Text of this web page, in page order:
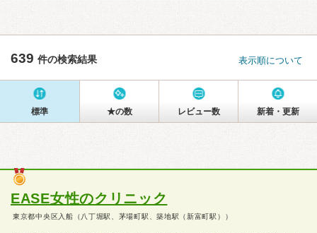
639 件の検索結果 表示順について
標準 ★の数 レビュー数 新着・更新
EASE女性のクリニック
東京都中央区入船（八丁堀駅、茅場町駅、築地駅（新富町駅））